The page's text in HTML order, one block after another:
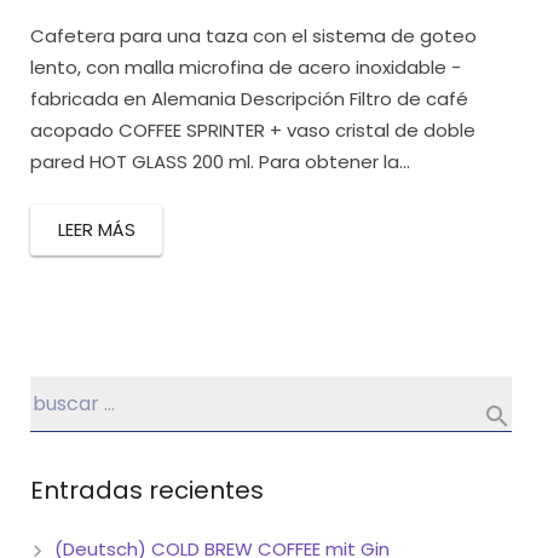
Cafetera para una taza con el sistema de goteo
lento, con malla microfina de acero inoxidable -
fabricada en Alemania Descripción Filtro de café
acopado COFFEE SPRINTER + vaso cristal de doble
pared HOT GLASS 200 ml. Para obtener la...
LEER MÁS
Entradas recientes
(Deutsch) COLD BREW COFFEE mit Gin